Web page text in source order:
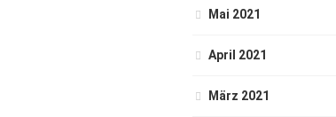
Mai 2021
April 2021
März 2021